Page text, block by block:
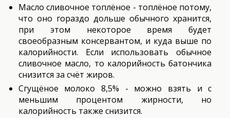
Масло сливочное топлёное - топлёное потому,
что оно гораздо дольше обычного хранится,
при этом некоторое время будет
своеобразным консервантом, и куда выше по
калорийности. Если использовать обычное
сливочное масло, то калорийность батончика
снизится за счёт жиров.
Сгущёное молоко 8,5% - можно взять и с
меньшим процентом жирности, но
калорийность также снизится.